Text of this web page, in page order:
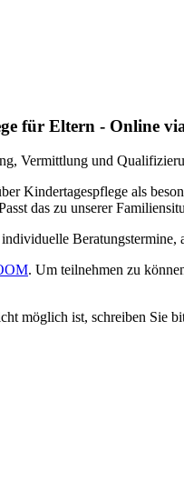
für Eltern - Online
Vermittlung und
Kindertagespflege als
das zu unserer
. Um teilnehmen zu
möglich ist, schreiben Sie